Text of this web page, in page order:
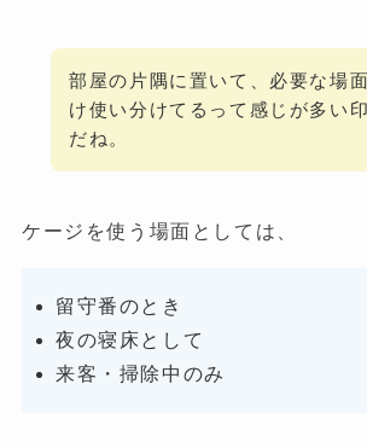
部屋の片隅に置いて、必要な場
け使い分けてるって感じが多い
だね。
ケージを使う場面としては、
留守番のとき
夜の寝床として
来客・掃除中のみ